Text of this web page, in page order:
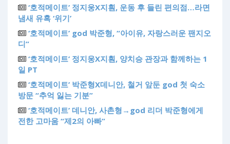
‘호적메이트’ 정지웅X지훤, 운동 후 들린 편의점…라면
냄새 유혹 ‘위기’
‘호적메이트’ god 박준형, “아이유, 자랑스러운 팬지오
디”
‘호적메이트’ 정지웅X지훤, 양치승 관장과 함께하는 1
일 PT
‘호적메이트’ 박준형X데니안, 철거 앞둔 god 첫 숙소
방문 “추억 잃는 기분”
‘호적메이트’ 데니안, 사촌형→god 리더 박준형에게
전한 고마움 “제2의 아빠”